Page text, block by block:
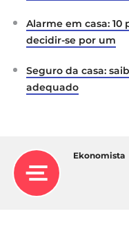
Alarme em casa:
decidir-se por um
Seguro da casa:
adequado
Ekonomista